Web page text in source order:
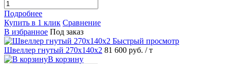
Подробнее
Купить в 1 клик Сравнение
В избранное Под заказ
Быстрый просмотр
Швеллер гнутый 270х140х2 81 600 руб. / т
В корзину